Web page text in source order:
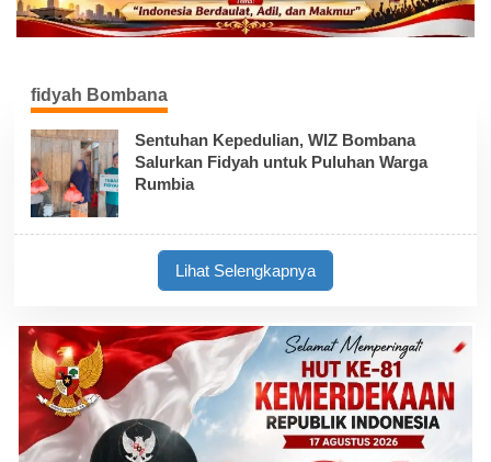
fidyah Bombana
Sentuhan Kepedulian, WIZ Bombana
Salurkan Fidyah untuk Puluhan Warga
Rumbia
Lihat Selengkapnya